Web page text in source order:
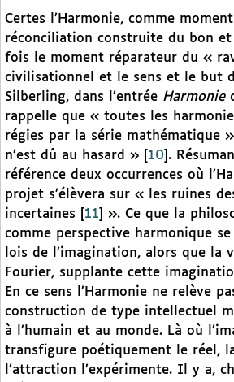
Certes l’Harmonie, comme
réconciliation construite du bon et
fois le moment réparateur du «
civilisationnel et le sens et le but
Silberling, dans l’entrée Harmonie
rappelle que « toutes les
régies par la série mathématique
n’est dû au hasard »
10 .
référence deux occurrences où
projet s’élèvera sur « les ruines
incertaines
11
». Ce que la
comme perspective harmonique
lois de l’imagination, alors que la
Fourier, supplante cette
En ce sens l’Harmonie ne relève
construction de type intellectuel
à l’humain et au monde. Là où
transfigure poétiquement le réel,
l’attraction l’expérimente. Il y a,